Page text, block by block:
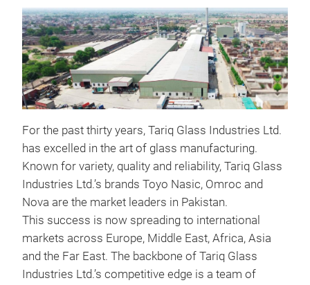
For the past thirty years, Tariq Glass Industries Ltd.
has excelled in the art of glass manufacturing.
Known for variety, quality and reliability, Tariq Glass
Industries Ltd.’s brands Toyo Nasic, Omroc and
Nova are the market leaders in Pakistan.
This success is now spreading to international
markets across Europe, Middle East, Africa, Asia
and the Far East. The backbone of Tariq Glass
Industries Ltd.’s competitive edge is a team of